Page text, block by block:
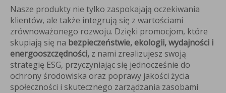
Nasze produkty nie tylko zaspokajają oczekiwania
klientów, ale także integrują się z wartościami
zrównoważonego rozwoju. Dzięki promocjom, które
skupiają się na bezpieczeństwie, ekologii, wydajności i
energooszczędności, z nami zrealizujesz swoją
strategię ESG, przyczyniając się jednocześnie do
ochrony środowiska oraz poprawy jakości życia
społeczności i skutecznego zarządzania zasobami